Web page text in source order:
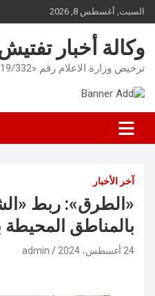
Skip
to
content
السبت, أغسطس 8, 2026
وكالة أخبار
ترخيص وزارة الاعلام رقم «2019/332» للتواصل : 51787720
آخر الأخبار
«الطرق»: ربط
بالمناطق المحيطة
24 أغسطس، 2024 admin